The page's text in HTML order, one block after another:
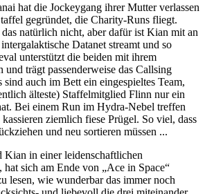
hat die Jockeygang ihrer Mutter verlassen
gegründet, die Charity-Runs fliegt.
natürlich nicht, aber dafür ist Kian mit an
Datanet streamt und so
unterstützt die beiden mit ihrem
und trägt passenderweise das Callsing
auch im Bett ein eingespieltes Team,
älteste) Staffelmitglied Flinn nur ein
Bei einem Run im Hydra-Nebel treffen
ziemlich fiese Prügel. So viel, dass
und neu sortieren müssen ...
Kian in einer leidenschaftlichen
sich am Ende von „Ace in Space“
lesen, wie wunderbar das immer noch